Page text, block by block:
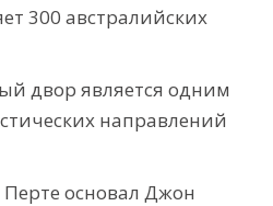
300 австралийских
двор является одним
направлений
основал Джон